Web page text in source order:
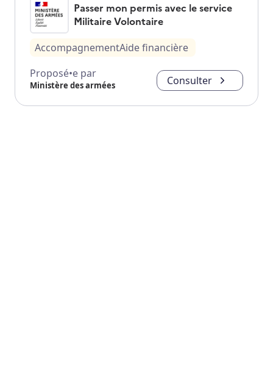
Passer mon permis avec le service
Militaire Volontaire
AccompagnementAide financière
Proposé•e par
Ministère des armées Consulter